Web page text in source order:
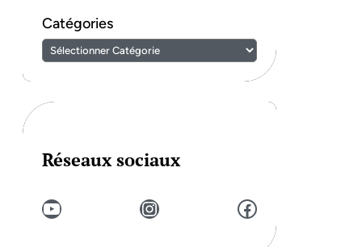
Catégories
Réseaux sociaux
YouTube Instagram Facebook